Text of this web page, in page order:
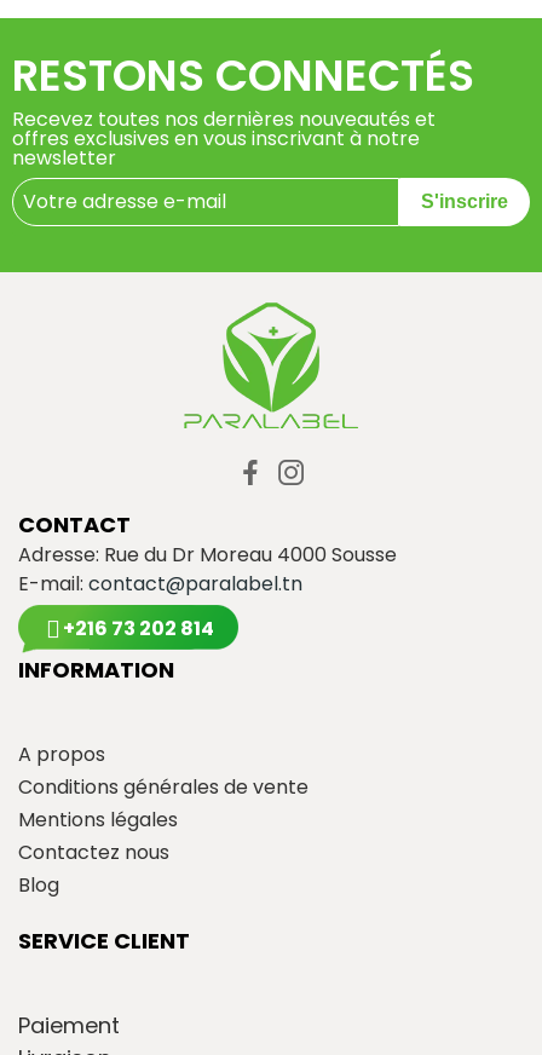
RESTONS CONNECTÉS
Recevez toutes nos dernières nouveautés et
offres exclusives en vous inscrivant à notre
newsletter
S'inscrire
CONTACT
Adresse: Rue du Dr Moreau 4000 Sousse
E-mail: contact@paralabel.tn
+216 73 202 814
INFORMATION
A propos
Conditions générales de vente
Mentions légales
Contactez nous
Blog
SERVICE CLIENT
Paiement